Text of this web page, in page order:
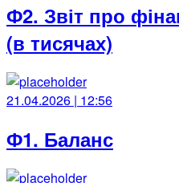
Ф2. Звіт про
(в тисячах)
21.04.2026 | 12:56
Ф1. Баланс